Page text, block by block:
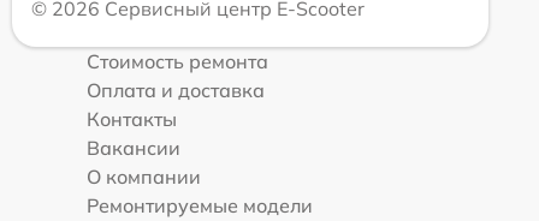
© 2026 Сервисный центр E-Scooter
Стоимость ремонта
Оплата и доставка
Контакты
Вакансии
О компании
Ремонтируемые модели